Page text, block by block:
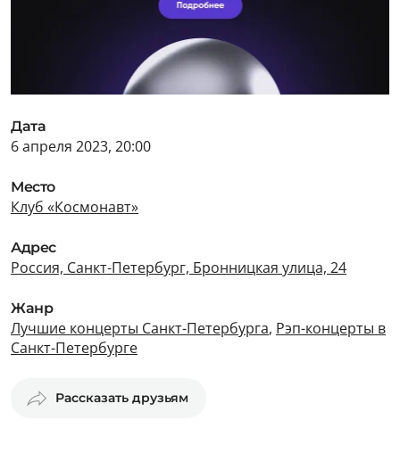
Дата
6 апреля 2023, 20:00
Место
Клуб «Космонавт»
Адрес
Россия, Санкт-Петербург, Бронницкая улица, 24
Жанр
Лучшие концерты Санкт-Петербурга, Рэп-концерты в
Санкт-Петербурге
Рассказать друзьям